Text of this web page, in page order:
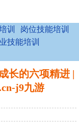
训
岗位技能培训
技能培训
长的六项精进 |
j9九游